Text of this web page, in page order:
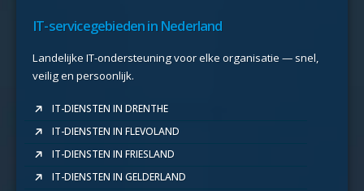
IT-servicegebieden in Nederland
Landelijke IT-ondersteuning voor elke organisatie — snel,
veilig en persoonlijk.
IT-DIENSTEN IN DRENTHE
IT-DIENSTEN IN FLEVOLAND
IT-DIENSTEN IN FRIESLAND
IT-DIENSTEN IN GELDERLAND